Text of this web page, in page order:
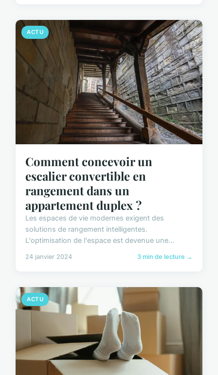
ACTU
Comment concevoir un
escalier convertible en
rangement dans un
appartement duplex ?
Les espaces de vie modernes exigent des
solutions de rangement intelligentes.
L'optimisation de l'espace est devenue une...
24 janvier 2024 3 min de lecture →
ACTU